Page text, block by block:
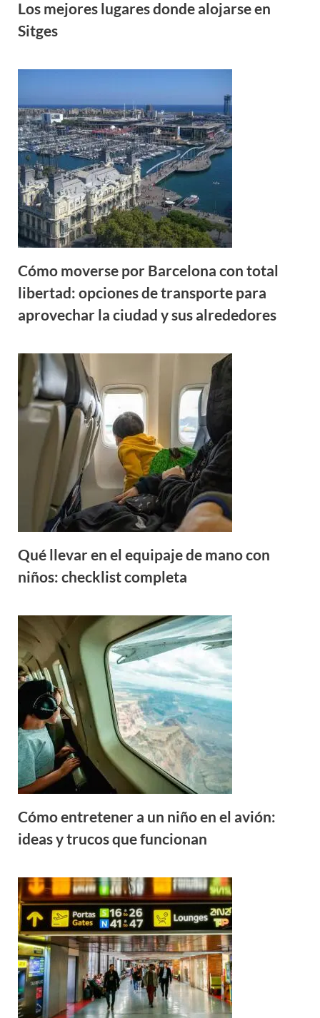
Los mejores lugares donde alojarse en
Sitges
Cómo moverse por Barcelona con total
libertad: opciones de transporte para
aprovechar la ciudad y sus alrededores
Qué llevar en el equipaje de mano con
niños: checklist completa
Cómo entretener a un niño en el avión:
ideas y trucos que funcionan